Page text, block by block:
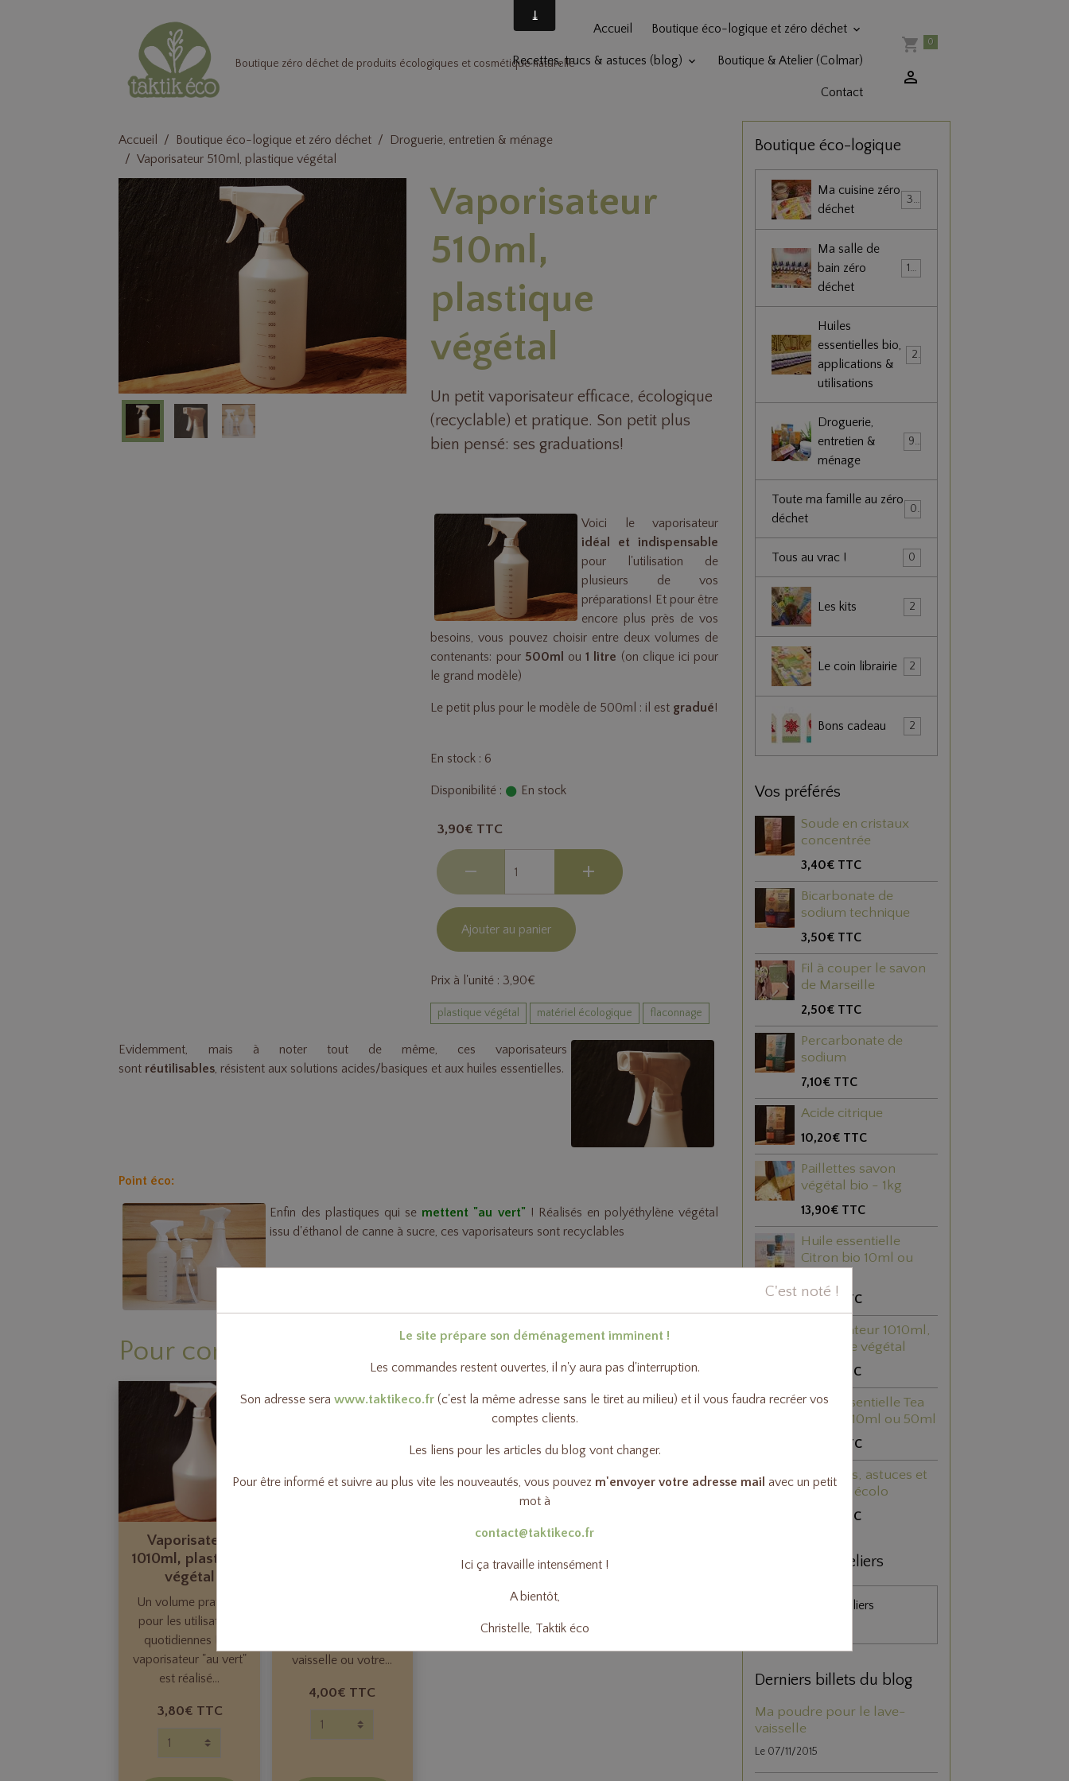
Boutique zéro déchet de produits écologiques et cosmétique naturelle
Accueil Boutique éco-logique et zéro déchet
Recettes, trucs & astuces (blog) Boutique & Atelier (Colmar)
Contact
0
Accueil Boutique éco-logique et zéro déchet
Droguerie, entretien & ménage
Vaporisateur 510ml, plastique végétal
Vaporisateur
510ml,
plastique
végétal
Un petit vaporisateur efficace, écologique
(recyclable) et pratique. Son petit plus
bien pensé: ses graduations!
Voici le vaporisateur
idéal et indispensable
pour l'utilisation de
plusieurs de vos
préparations! Et pour être
encore plus près de vos
besoins, vous pouvez choisir entre deux volumes de
contenants: pour 500ml ou1 litre (on clique ici pour
le grand modèle)
Le petit plus pour le modèle de 500ml : il est gradué!
En stock : 6
Disponibilité : En stock
3,90€ TTC
Ajouter au panier
Prix à l'unité : 3,90€
plastique végétal matériel écologique flaconnage
Evidemment, mais à noter tout de même, ces vaporisateurs
sont réutilisables, résistent aux solutions acides/basiques et aux huiles essentielles.
Point éco:
Enfin des plastiques qui se mettent "au vert" ! Réalisés en polyéthylène végétal
issu d'éthanol de canne à sucre, ces vaporisateurs sont recyclables
Pour compléter
Vaporisateur
1010ml, plastique
végétal
Un volume pratique
pour les utilisations
quotidiennes ! Ce
vaporisateur "au vert"
est réalisé...
3,80€ TTC
vaisselle ou votre...
4,00€ TTC
Boutique éco-logique
Ma cuisine zéro
déchet
36
Ma salle de
bain zéro
déchet
102
Huiles
essentielles bio,
applications &
utilisations
22
Droguerie,
entretien &
ménage
90
Toute ma famille au zéro
déchet
0
Tous au vrac ! 0
Les kits 2
Le coin librairie 2
Bons cadeau 2
Vos préférés
Soude en cristaux
concentrée
3,40€ TTC
Bicarbonate de
sodium technique
3,50€ TTC
Fil à couper le savon
de Marseille
2,50€ TTC
Percarbonate de
sodium
7,10€ TTC
Acide citrique
10,20€ TTC
Paillettes savon
végétal bio - 1kg
13,90€ TTC
Huile essentielle
Citron bio 10ml ou
5,40€ TTC
Vaporisateur 1010ml,
plastique végétal
TTC
Huile essentielle Tea
tree bio 10ml ou 50ml
TTC
468 trucs, astuces et
recettes écolo
TTC
Boutique & ateliers
Boutique et Ateliers
Derniers billets du blog
Ma poudre pour le lave-
vaisselle
Le 07/11/2015
C'est noté !
Le site prépare son déménagement imminent !
Les commandes restent ouvertes, il n'y aura pas d'interruption.
Son adresse sera www.taktikeco.fr (c'est la même adresse sans le tiret au milieu) et il vous faudra recréer vos
comptes clients.
Les liens pour les articles du blog vont changer.
Pour être informé et suivre au plus vite les nouveautés, vous pouvez m'envoyer votre adresse mail avec un petit
mot à
contact@taktikeco.fr
Ici ça travaille intensément !
A bientôt,
Christelle, Taktik éco